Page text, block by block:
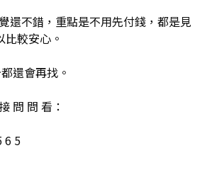
還不錯，重點是不用先付錢，都是見
較安心。
還會再找。
問 問 看：
6 5